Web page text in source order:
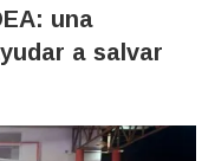
una
a salvar